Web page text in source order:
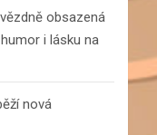
obsazená
i lásku na
nová